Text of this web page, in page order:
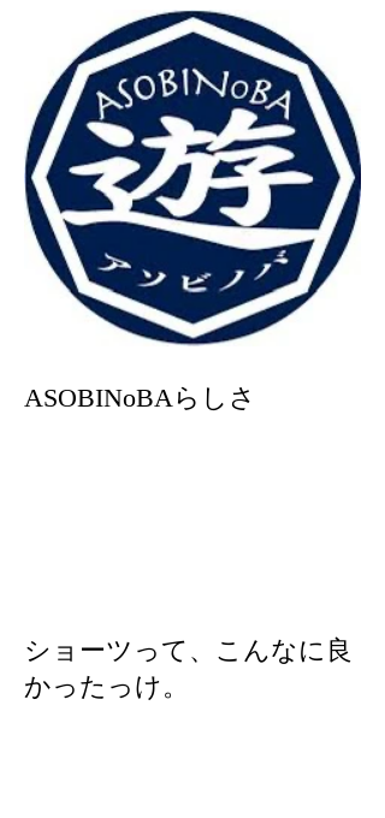
ASOBINoBAらしさ
ショーツって、こんなに良
かったっけ。